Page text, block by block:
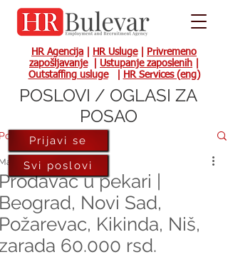
HR Agencija HR Usluge|
Privremeno
zapošljavanje| Ustupanje zaposlenih
Outstaffing usluge| HR Services (eng)
u pekari |
Novi Sad,
Kikinda, Niš,
60.000 rsd.
30, 2023
Prijavi se
Svi poslovi
POSLOVI / OGLASI ZA
POSAO